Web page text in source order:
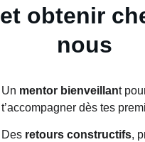
et obtenir
nous
Un mentor bienveillant
t’accompagner dès tes
Des retours constructifs,